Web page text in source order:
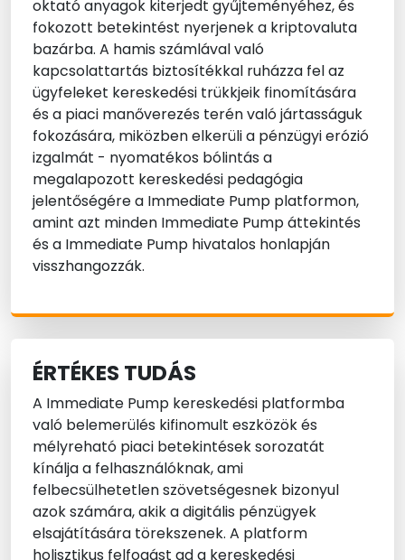
oktató anyagok kiterjedt gyűjteményéhez, és
fokozott betekintést nyerjenek a kriptovaluta
bazárba. A hamis számlával való
kapcsolattartás biztosítékkal ruházza fel az
ügyfeleket kereskedési trükkjeik finomítására
és a piaci manőverezés terén való jártasságuk
fokozására, miközben elkerüli a pénzügyi erózió
izgalmát - nyomatékos bólintás a
megalapozott kereskedési pedagógia
jelentőségére a Immediate Pump platformon,
amint azt minden Immediate Pump áttekintés
és a Immediate Pump hivatalos honlapján
visszhangozzák.
ÉRTÉKES TUDÁS
A Immediate Pump kereskedési platformba
való belemerülés kifinomult eszközök és
mélyreható piaci betekintések sorozatát
kínálja a felhasználóknak, ami
felbecsülhetetlen szövetségesnek bizonyul
azok számára, akik a digitális pénzügyek
elsajátítására törekszenek. A platform
holisztikus felfogást ad a kereskedési